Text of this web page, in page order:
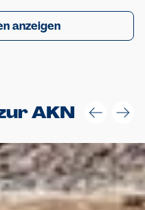
anzeigen
AKN